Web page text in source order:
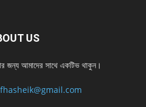
US
জন্য আমাদের সাথে একটিভ থাকুন।